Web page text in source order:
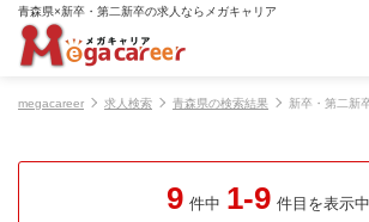
青森県×新卒・第二新卒の求人ならメガキャリア
megacareer 求人検索 青森県の検索結果 新卒・第二新
9 件中 1-9 件目を表示中